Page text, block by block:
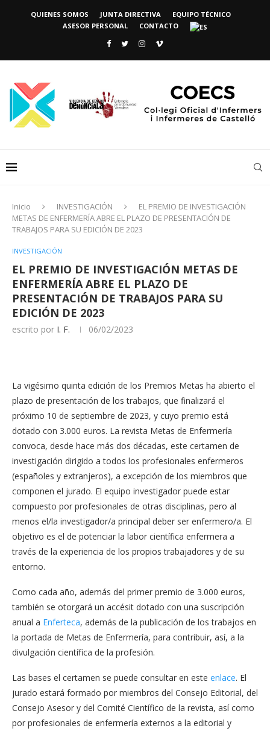
QUIENES SOMOS JUNTA DIRECTIVA
EQUIPO TÉCNICO
ASESOR PERSONAL
CONTACTO
Inicio INVESTIGACIÓN
EL PREMIO DE INVESTIGACIÓN
METAS DE ENFERMERÍA ABRE EL PLAZO DE PRESENTACIÓN DE
TRABAJOS PARA SU EDICIÓN DE 2023
INVESTIGACIÓN
EL PREMIO DE INVESTIGACIÓN METAS DE
ENFERMERÍA ABRE EL PLAZO DE
PRESENTACIÓN DE TRABAJOS PARA SU
EDICIÓN DE 2023
escrito por I. F. 06/02/2023
La vigésimo quinta edición de los Premios Metas ha abierto el
plazo de presentación de los trabajos, que finalizará el
próximo 10 de septiembre de 2023, y cuyo premio está
dotado con 3.000 euros. La revista Metas de Enfermería
convoca, desde hace más dos décadas, este certamen de
investigación dirigido a todos los profesionales enfermeros
(españoles y extranjeros), a excepción de los miembros que
componen el jurado. El equipo investigador puede estar
compuesto por profesionales de otras disciplinas, pero al
menos el/la investigador/a principal deber ser enfermero/a. El
objetivo es el de potenciar la labor científica enfermera a
través de la experiencia de los propios trabajadores y de su
entorno.
Como cada año, además del primer premio de 3.000 euros,
también se otorgará un accésit dotado con una suscripción
anual a Enferteca, además de la publicación de los trabajos en
la portada de Metas de Enfermería, para contribuir, así, a la
divulgación científica de la profesión.
Las bases el certamen se puede consultar en este enlace. El
jurado estará formado por miembros del Consejo Editorial, del
Consejo Asesor y del Comité Científico de la revista, así como
por profesionales de enfermería externos a la editorial y